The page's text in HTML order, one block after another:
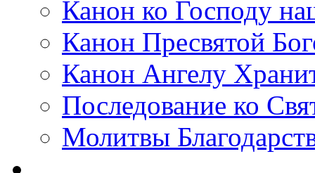
Канон ко Господу
Канон Пресвятой
Канон Ангелу
Последование ко
Молитвы